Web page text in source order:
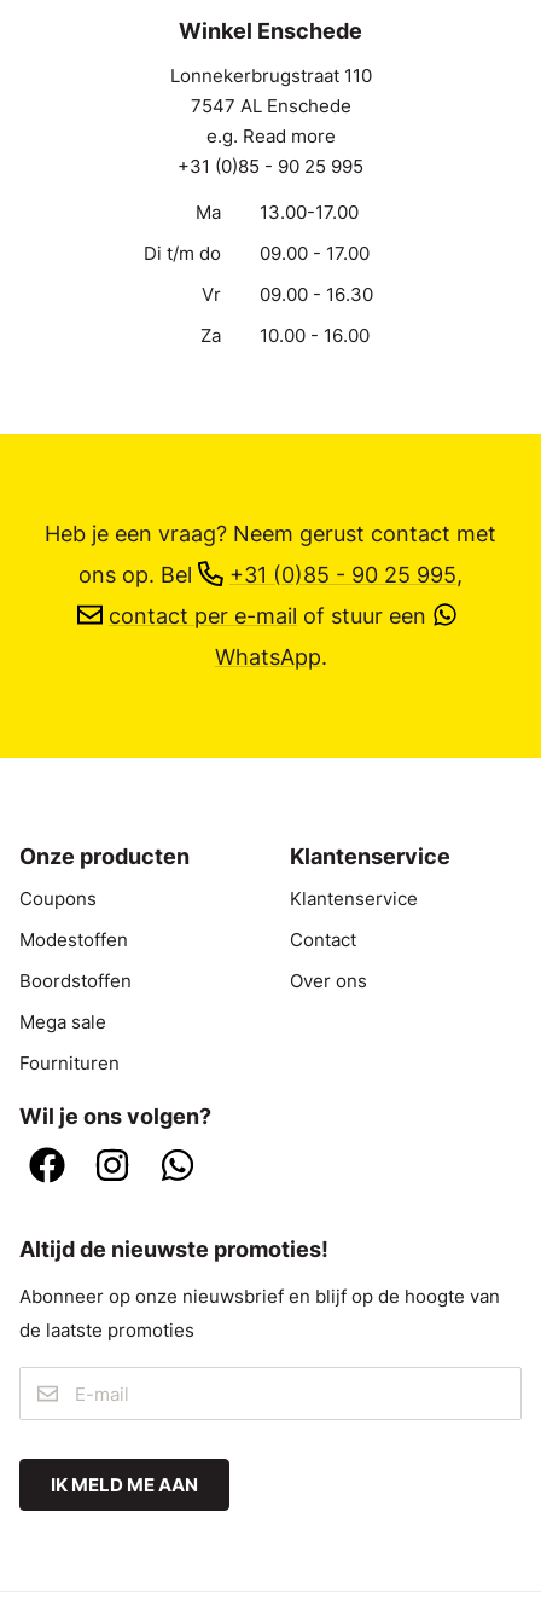
Winkel Enschede
Lonnekerbrugstraat 110
7547 AL Enschede
e.g. Read more
+31 (0)85 - 90 25 995
Ma
13.00-17.00
Di t/m do
09.00 - 17.00
Vr
09.00 - 16.30
Za
10.00 - 16.00
Heb je een vraag? Neem gerust contact met
ons op. Bel +31 (0)85 - 90 25 995,
contact per e-mail of stuur een
WhatsApp.
Onze producten
Coupons
Modestoffen
Boordstoffen
Mega sale
Fournituren
Klantenservice
Klantenservice
Contact
Over ons
Wil je ons volgen?
Altijd de nieuwste promoties!
Abonneer op onze nieuwsbrief en blijf op de hoogte van
de laatste promoties
IK MELD ME AAN